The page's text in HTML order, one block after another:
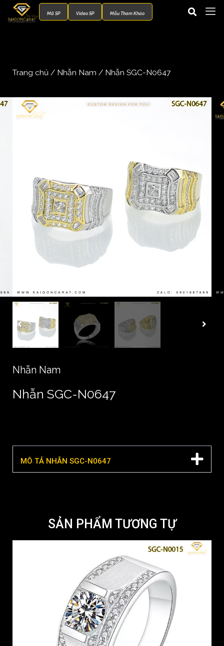
Mã SP Video SP Mẫu Tham Khảo
Trang chủ / Nhẫn Nam / Nhẫn SGC-N0647
Nhẫn Nam
Nhẫn SGC-N0647
MÔ TẢ NHẪN SGC-N0647
SẢN PHẨM TƯƠNG TỰ